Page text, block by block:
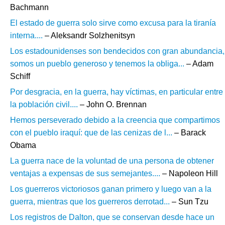
Bachmann
El estado de guerra solo sirve como excusa para la tiranía
interna.... – Aleksandr Solzhenitsyn
Los estadounidenses son bendecidos con gran abundancia,
somos un pueblo generoso y tenemos la obliga... – Adam
Schiff
Por desgracia, en la guerra, hay víctimas, en particular entre
la población civil.... – John O. Brennan
Hemos perseverado debido a la creencia que compartimos
con el pueblo iraquí: que de las cenizas de l... – Barack
Obama
La guerra nace de la voluntad de una persona de obtener
ventajas a expensas de sus semejantes.... – Napoleon Hill
Los guerreros victoriosos ganan primero y luego van a la
guerra, mientras que los guerreros derrotad... – Sun Tzu
Los registros de Dalton, que se conservan desde hace un